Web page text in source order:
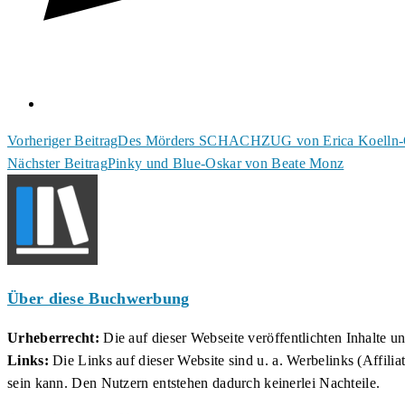
Weitere
Artikel
ansehen
Vorheriger BeitragDes Mörders SCHACHZUG von Erica
Nächster BeitragPinky und Blue-Oskar von Beate Monz
Über diese Buchwerbung
Urheberrecht: Die auf dieser Webseite veröffentlichten Inhalte
Links: Die Links auf dieser Website sind u. a. Werbelinks
sein kann. Den Nutzern entstehen dadurch keinerlei Nachteile.